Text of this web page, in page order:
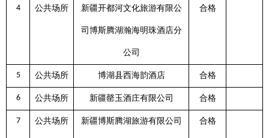
4 公共场所 新疆开都河文化旅游有限公
司博斯腾湖瀚海明珠酒店分
公司
合格
5 公共场所 博湖县西海韵酒店 合格
6 公共场所 新疆罄玉酒庄有限公司 合格
7 公共场所 新疆博斯腾湖旅游有限公司 合格